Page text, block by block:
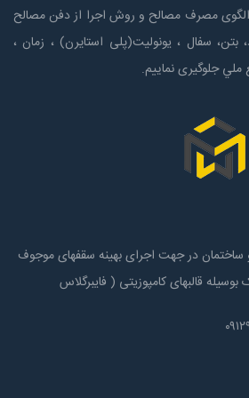
مصرف مصالح و روش اجرا از دفن مصالح
بتن، سفال ، یونولیت(پلی استايرن) ، زمان ،
جلوگیری نماییم.
در جهت اجرای بهینه سقفهای موجوف
قالبهای کامپوزیتی ( فایبرگلاس